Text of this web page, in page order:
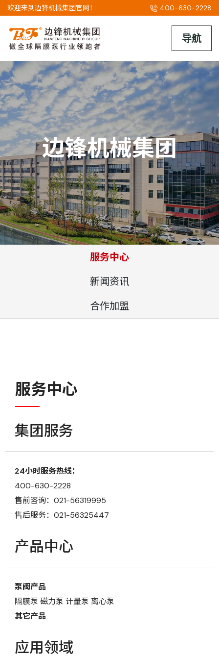
欢迎来到边锋机械集团官网！ 400-630-2228
边锋机械集团
服务中心
新闻资讯
合作加盟
服务中心
集团服务
24小时服务热线：
400-630-2228
售前咨询：021-56319995
售后服务：021-56325447
产品中心
泵阀产品
隔膜泵 磁力泵 计量泵 离心泵
其它产品
应用领域